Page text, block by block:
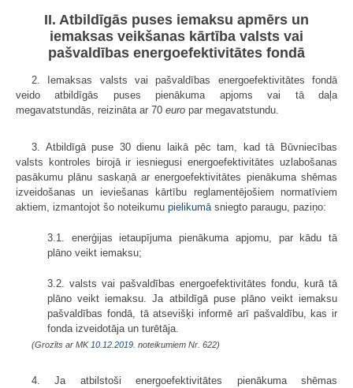
II. Atbildīgās puses iemaksu apmērs un
iemaksas veikšanas kārtība valsts vai
pašvaldības energoefektivitātes fondā
2. Iemaksas valsts vai pašvaldības energoefektivitātes fondā
veido atbildīgās puses pienākuma apjoms vai tā daļa
megavatstundās, reizināta ar 70 euro par megavatstundu.
3. Atbildīgā puse 30 dienu laikā pēc tam, kad tā Būvniecības
valsts kontroles birojā ir iesniegusi energoefektivitātes uzlabošanas
pasākumu plānu saskaņā ar energoefektivitātes pienākuma shēmas
izveidošanas un ieviešanas kārtību reglamentējošiem normatīviem
aktiem, izmantojot šo noteikumu pielikumāsniegto paraugu, paziņo:
3.1. enerģijas ietaupījuma pienākuma apjomu, par kādu tā
plāno veikt iemaksu;
3.2. valsts vai pašvaldības energoefektivitātes fondu, kurā tā
plāno veikt iemaksu. Ja atbildīgā puse plāno veikt iemaksu
pašvaldības fondā, tā atsevišķi informē arī pašvaldību, kas ir
fonda izveidotāja un turētāja.
(Grozīts ar MK 10.12.2019. noteikumiem Nr. 622)
4. Ja atbilstoši energoefektivitātes pienākuma shēmas